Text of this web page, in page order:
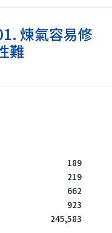
煉氣容易修
難
189
219
662
923
245,583